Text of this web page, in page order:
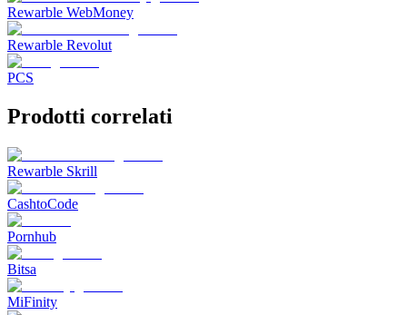
Rewarble WebMoney
Rewarble Revolut
PCS
Prodotti correlati
Rewarble Skrill
CashtoCode
Pornhub
Bitsa
MiFinity